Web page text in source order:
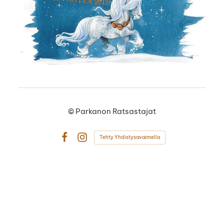
© Parkanon Ratsastajat
Tehty Yhdistysavaimella